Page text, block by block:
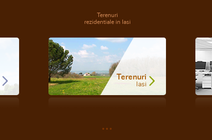
Terenuri
rezidentiale in Iasi
Terenuri
Iasi